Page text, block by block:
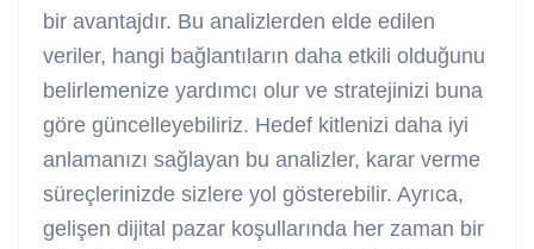
bir avantajdır. Bu analizlerden elde edilen
veriler, hangi bağlantıların daha etkili olduğunu
belirlemenize yardımcı olur ve stratejinizi buna
göre güncelleyebiliriz. Hedef kitlenizi daha iyi
anlamanızı sağlayan bu analizler, karar verme
süreçlerinizde sizlere yol gösterebilir. Ayrıca,
gelişen dijital pazar koşullarında her zaman bir